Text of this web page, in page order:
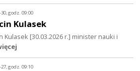
30, godz. 09:00
Kulasek
Kulasek [30.03.2026 r.] minister nauki i
27, godz. 09:10